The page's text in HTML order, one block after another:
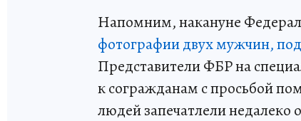
Напомним, накануне
фотографии двух мужчин,
Представители ФБР на
к согражданам с просьбой
людей запечатлели